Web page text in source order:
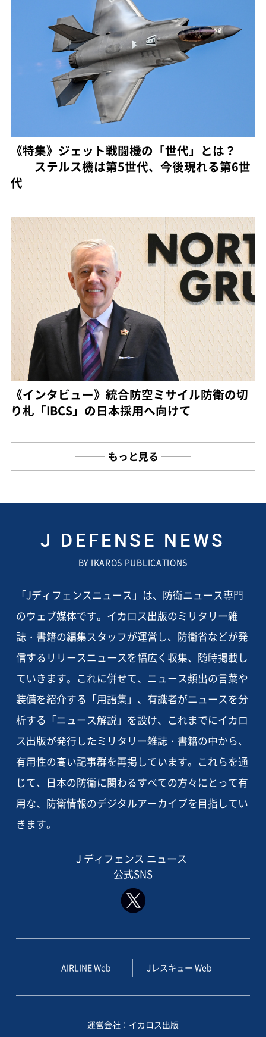
《特集》ジェット戦闘機の「世代」とは？
──ステルス機は第5世代、今後現れる第6世
代
《インタビュー》統合防空ミサイル防衛の切
り札「IBCS」の日本採用へ向けて
もっと見る
J DEFENSE NEWS
BY IKAROS PUBLICATIONS
「Jディフェンスニュース」は、防衛ニュース専門
のウェブ媒体です。イカロス出版のミリタリー雑
誌・書籍の編集スタッフが運営し、防衛省などが発
信するリリースニュースを幅広く収集、随時掲載し
ていきます。これに併せて、ニュース頻出の言葉や
装備を紹介する「用語集」、有識者がニュースを分
析する「ニュース解説」を設け、これまでにイカロ
ス出版が発行したミリタリー雑誌・書籍の中から、
有用性の高い記事群を再掲しています。これらを通
じて、日本の防衛に関わるすべての方々にとって有
用な、防衛情報のデジタルアーカイブを目指してい
きます。
J ディフェンス ニュース
公式SNS
AIRLINE Web Jレスキュー Web
運営会社：イカロス出版